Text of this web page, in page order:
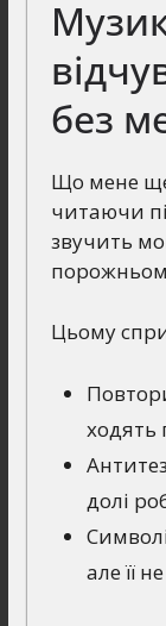
без
Що мене
читаючи
звучить
Цьому
ходять
долі
але її